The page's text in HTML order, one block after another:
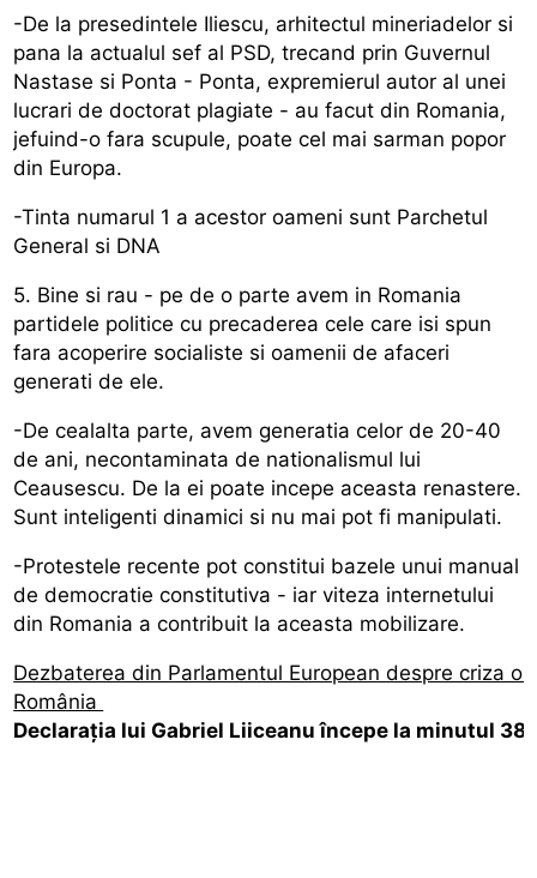
-De la presedintele Iliescu, arhitectul mineriadelor si
pana la actualul sef al PSD, trecand prin Guvernul
Nastase si Ponta - Ponta, expremierul autor al unei
lucrari de doctorat plagiate - au facut din Romania,
jefuind-o fara scupule, poate cel mai sarman popor
din Europa.
-Tinta numarul 1 a acestor oameni sunt Parchetul
General si DNA
5. Bine si rau - pe de o parte avem in Romania
partidele politice cu precaderea cele care isi spun
fara acoperire socialiste si oamenii de afaceri
generati de ele.
-De cealalta parte, avem generatia celor de 20-40
de ani, necontaminata de nationalismul lui
Ceausescu. De la ei poate incepe aceasta renastere.
Sunt inteligenti dinamici si nu mai pot fi manipulati.
-Protestele recente pot constitui bazele unui manual
de democratie constitutiva - iar viteza internetului
din Romania a contribuit la aceasta mobilizare.
Dezbaterea din Parlamentul European despre criza
România
Declarația lui Gabriel Liiceanu începe la minutul 38: